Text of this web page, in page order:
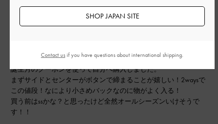
ご利用者様
誕生日プレゼントにっ！
誕生月のクーポンを使って自分へ購入しました。
まずサイドとセンターがボタンで締まることが嬉しい！2waysで
この値段！なにより小さめバックなのに物がよく入る！
買う前はssかな？と思ったけど全然オールシーズンいけそうで
す！！
2026-06-19
SHOP JAPAN SITE
Contact usif you have questions about international shipping.